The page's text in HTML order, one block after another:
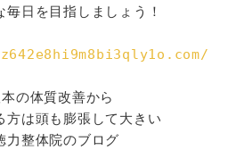
日を目指しましょう！
の体質改善から
方は頭も膨張して大きい
力整体院のブログ